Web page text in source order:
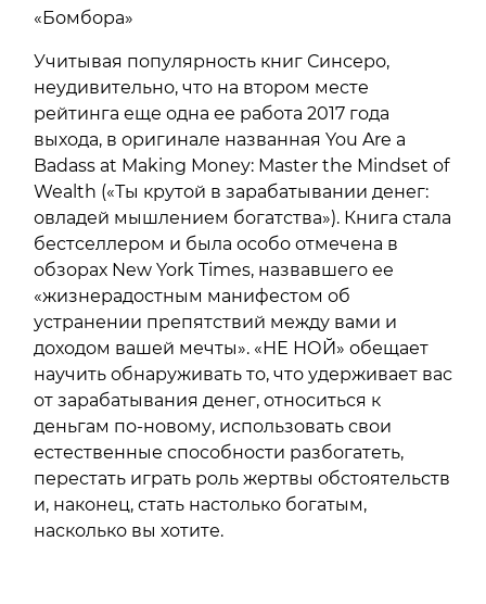
«Бомбора»
Учитывая популярность книг Синсеро,
неудивительно, что на втором месте
рейтинга еще одна ее работа 2017 года
выхода, в оригинале названная You Are a
Badass at Making Money: Master the Mindset of
Wealth («Ты крутой в зарабатывании денег:
овладей мышлением богатства»). Книга стала
бестселлером и была особо отмечена в
обзорах New York Times, назвавшего ее
«жизнерадостным манифестом об
устранении препятствий между вами и
доходом вашей мечты». «НЕ НОЙ» обещает
научить обнаруживать то, что удерживает вас
от зарабатывания денег, относиться к
деньгам по-новому, использовать свои
естественные способности разбогатеть,
перестать играть роль жертвы обстоятельств
и, наконец, стать настолько богатым,
насколько вы хотите.